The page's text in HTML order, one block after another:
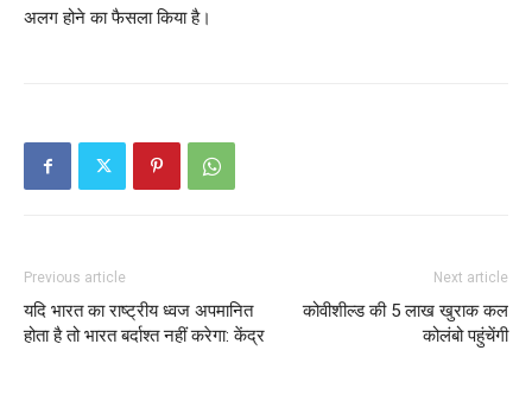
अलग होने का फैसला किया है।
Previous article
यदि भारत का राष्ट्रीय ध्वज अपमानित
होता है तो भारत बर्दाश्त नहीं करेगा: केंद्र
Next article
कोवीशील्‍ड की 5 लाख खुराक कल
कोलंबो पहुंचेंगी